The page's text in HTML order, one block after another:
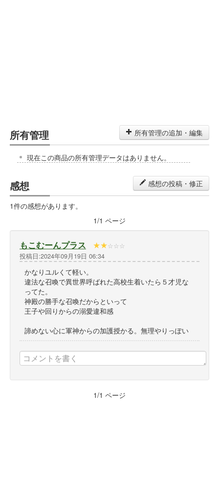
所有管理 所有管理の追加・編集
現在この商品の所有管理データはありません。
感想 感想の投稿・修正
1件の感想があります。
1/1 ページ
もこむーんプラス ★★☆☆☆
投稿日:2024年09月19日 06:34
かなりユルくて軽い。
違法な召喚で異世界呼ばれた高校生着いたら５才児な
ってた。
神殿の勝手な召喚だからといって
王子や回りからの溺愛違和感
諦めない心に軍神からの加護授かる。無理やりっぽい
1/1 ページ